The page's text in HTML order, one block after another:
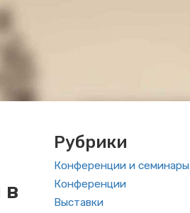
в
Рубрики
Конференции и семинары
Конференции
Выставки